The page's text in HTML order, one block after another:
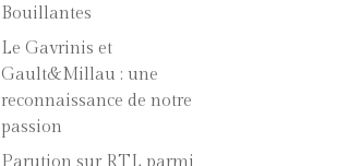
Bouillantes
Le Gavrinis et
Gault&Millau : une
reconnaissance de notre
passion